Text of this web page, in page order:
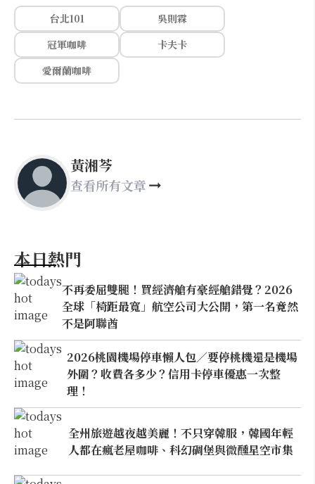
台北101
吳則霖
冠軍咖啡
卡夫卡
愛爾蘭咖啡
黃湘芩
查看所有文章
本日熱門
不再委屈雙腿！買經濟艙有豪經艙錯覺？2026
全球「椅距最寬」航空公司大公開，第一名竟然
不是阿聯酋
2026桃園機場停車懶人包／要停桃機還是機場
外圍？收費各多少？信用卡停車優惠一次整
理！
全州旅遊越夜越美麗！不只穿韓服，韓國年輕
人都在瘋老屋咖啡、科幻碉堡與微醺星空市集